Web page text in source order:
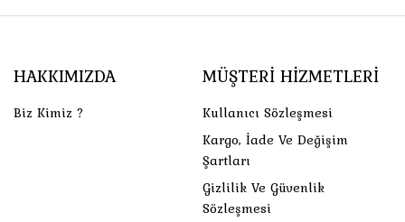
HAKKIMIZDA
Biz Kimiz ?
MÜŞTERI HIZMETLERI
Kullanıcı Sözleşmesi
Kargo, İade Ve Değişim
Şartları
Gizlilik Ve Güvenlik
Sözleşmesi